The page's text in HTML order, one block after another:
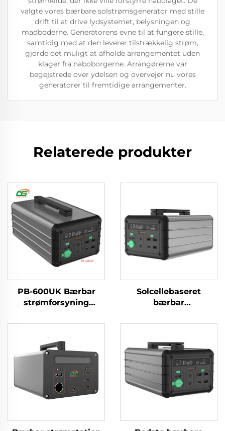
valgte vores bærbare solstrømsgenerator med stille
drift til at drive lydsystemet, belysningen og
madboderne. Generatorens evne til at fungere stille,
samtidig med at den leverer tilstrækkelig strøm,
gjorde det muligt at afholde arrangementet uden
klager fra naboborgerne. Arrangørerne var
begejstrede over ydelsen og overvejer nu vores
generatorer til fremtidige arrangementer.
Relaterede produkter
PB-600UK Bærbar
strømforsyning
Powerbanks til rejser
Solcellebaseret
bærbar
Udendørs 1000 W 230